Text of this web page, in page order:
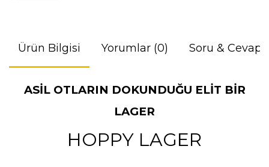
Ürün Bilgisi Yorumlar (0) Soru & Cevap
ASİL OTLARIN DOKUNDUĞU ELİT BİR
LAGER
HOPPY LAGER